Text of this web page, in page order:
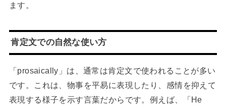
ます。
肯定文での自然な使い方
「prosaically」は、通常は肯定文で使われることが多い
です。これは、物事を平易に表現したり、感情を抑えて
表現する様子を示す言葉だからです。例えば、「He